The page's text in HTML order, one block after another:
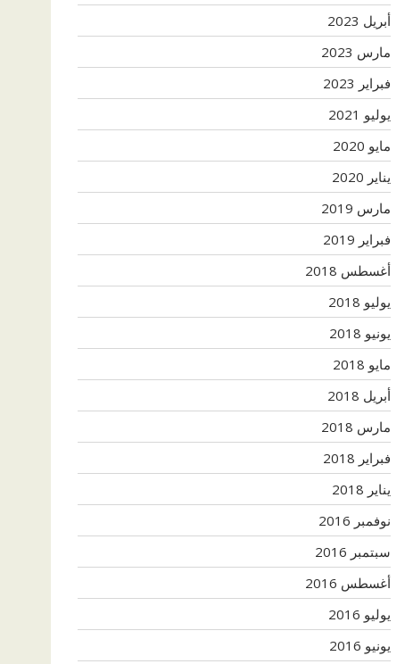
أبريل 2023
مارس 2023
فبراير 2023
يوليو 2021
مايو 2020
يناير 2020
مارس 2019
فبراير 2019
أغسطس 2018
يوليو 2018
يونيو 2018
مايو 2018
أبريل 2018
مارس 2018
فبراير 2018
يناير 2018
نوفمبر 2016
سبتمبر 2016
أغسطس 2016
يوليو 2016
يونيو 2016